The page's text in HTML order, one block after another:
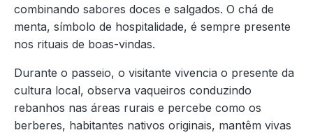
combinando sabores doces e salgados. O chá de
menta, símbolo de hospitalidade, é sempre presente
nos rituais de boas-vindas.
Durante o passeio, o visitante vivencia o presente da
cultura local, observa vaqueiros conduzindo
rebanhos nas áreas rurais e percebe como os
berberes, habitantes nativos originais, mantêm vivas